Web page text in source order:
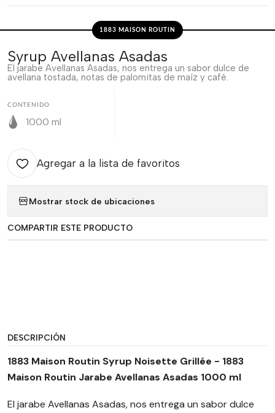
1883 MAISON ROUTIN
Syrup Avellanas Asadas
El jarabe Avellanas Asadas, nos entrega un sabor dulce de
avellana tostada, notas de palomitas de maíz y café.
CONTENIDO
1000 ml
Agregar a la lista de favoritos
Mostrar stock de ubicaciones
COMPARTIR ESTE PRODUCTO
DESCRIPCIÓN
1883 Maison Routin Syrup Noisette Grillée - 1883
Maison Routin Jarabe Avellanas Asadas 1000 ml
El jarabe Avellanas Asadas, nos entrega un sabor dulce